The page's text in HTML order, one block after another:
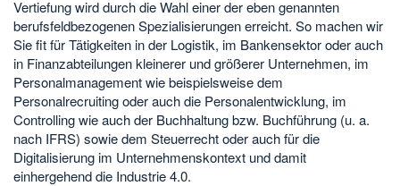
Vertiefung wird durch die Wahl einer der eben genannten
berufsfeldbezogenen Spezialisierungen erreicht. So machen wir
Sie fit für Tätigkeiten in der Logistik, im Bankensektor oder auch
in Finanzabteilungen kleinerer und größerer Unternehmen, im
Personalmanagement wie beispielsweise dem
Personalrecruiting oder auch die Personalentwicklung, im
Controlling wie auch der Buchhaltung bzw. Buchführung (u. a.
nach IFRS) sowie dem Steuerrecht oder auch für die
Digitalisierung im Unternehmenskontext und damit
einhergehend die Industrie 4.0.